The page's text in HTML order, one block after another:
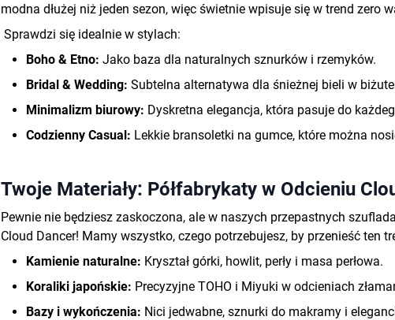
modna dłużej niż jeden sezon, więc świetnie wpisuje się w trend zero
Sprawdzi się idealnie w stylach:
Boho & Etno: Jako baza dla naturalnych sznurków i rzemyków.
Bridal & Wedding: Subtelna alternatywa dla śnieżnej bieli w
Minimalizm biurowy: Dyskretna elegancja, która pasuje do
Codzienny Casual: Lekkie bransoletki na gumce, które można
Twoje Materiały: Półfabrykaty w Odcieniu
Pewnie nie będziesz zaskoczona, ale w naszych przepastnych
Cloud Dancer! Mamy wszystko, czego potrzebujesz, by przenieść ten
Kamienie naturalne: Kryształ górki, howlit, perły i masa perłowa.
Koraliki japońskie: Precyzyjne TOHO i Miyuki w odcieniach
Bazy i wykończenia: Nici jedwabne, sznurki do makramy i